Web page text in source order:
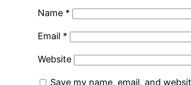
Name *
Email *
Website
Save my name, email, and